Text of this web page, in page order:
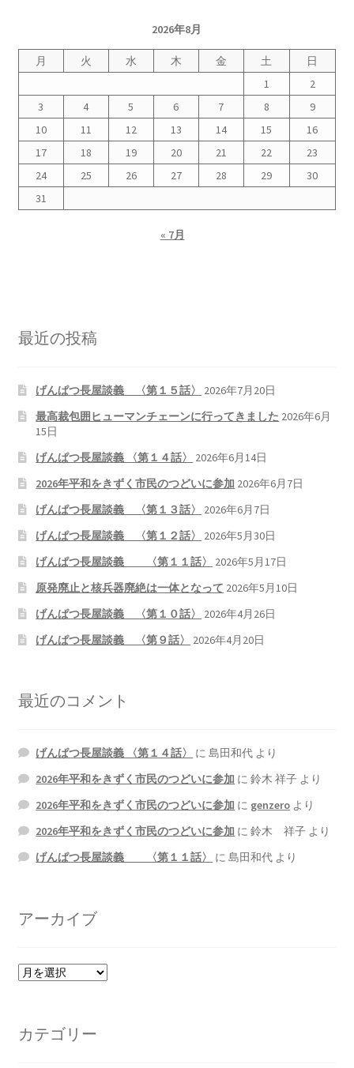
2026年8月
月 火 水 木 金 土
日
1
2
3
4 5 6 7 8
9
10
11 12 13 14 15
16
17
18 19 20 21 22
23
24
25 26 27 28 29
30
31
« 7月
最近の投稿
げんぱつ長屋談義 〈第１５話〉
2026年7月20日
最高裁包囲ヒューマンチェーンに行ってきました 2026年6月
15日
げんぱつ長屋談義 〈第１４話〉
2026年6月14日
2026年平和をきずく市民のつどいに参加 2026年6月7日
げんぱつ長屋談義 〈第１３話〉
2026年6月7日
げんぱつ長屋談義 〈第１２話〉
2026年5月30日
げんぱつ長屋談義 〈第１１話〉
2026年5月17日
原発廃止と核兵器廃絶は一体となって 2026年5月10日
げんぱつ長屋談義 〈第１０話〉
2026年4月26日
げんぱつ長屋談義 〈第９話〉
2026年4月20日
最近のコメント
げんぱつ長屋談義 〈第１４話〉 に島田和代 より
2026年平和をきずく市民のつどいに参加 に鈴木 祥子 より
2026年平和をきずく市民のつどいに参加 に genzero より
2026年平和をきずく市民のつどいに参加 に鈴木 祥子 より
げんぱつ長屋談義 〈第１１話〉
に島田和代 より
アーカイブ
ア
ブ
カテゴリー